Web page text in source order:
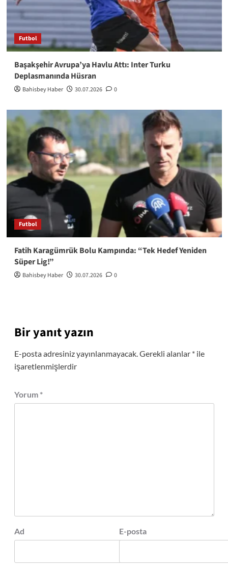
Futbol
Başakşehir Avrupa’ya Havlu Attı: Inter Turku
Deplasmanında Hüsran
Bahisbey Haber 30.07.2026 0
Futbol
Fatih Karagümrük Bolu Kampında: “Tek Hedef Yeniden
Süper Lig!”
Bahisbey Haber 30.07.2026 0
Bir yanıt yazın
E-posta adresiniz yayınlanmayacak.Gerekli alanlar *ile
işaretlenmişlerdir
Yorum *
Ad E-posta